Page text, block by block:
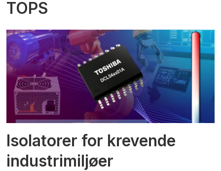
TOPS
Isolatorer for krevende
industrimiljøer